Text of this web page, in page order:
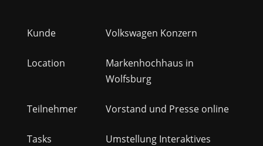
Kunde Volkswagen Konzern
Location
Markenhochhaus in
Wolfsburg
Teilnehmer Vorstand und Presse online
Tasks
Umstellung Interaktives